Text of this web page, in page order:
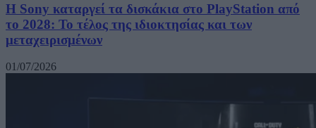
Η Sony καταργεί τα δισκάκια στο PlayStation από
το 2028: Το τέλος της ιδιοκτησίας και των
μεταχειρισμένων
01/07/2026